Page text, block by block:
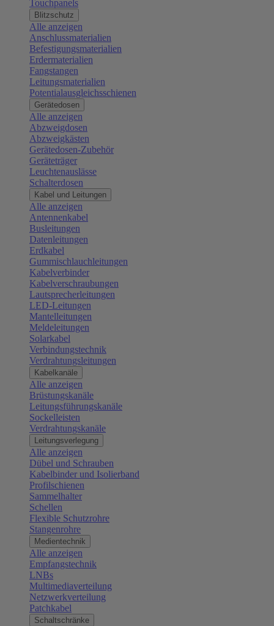
Touchpanels
Blitzschutz
Alle anzeigen
Anschlussmaterialien
Befestigungsmaterialien
Erdermaterialien
Fangstangen
Leitungsmaterialien
Potentialausgleichsschienen
Gerätedosen
Alle anzeigen
Abzweigdosen
Abzweigkästen
Gerätedosen-Zubehör
Geräteträger
Leuchtenauslässe
Schalterdosen
Kabel und Leitungen
Alle anzeigen
Antennenkabel
Busleitungen
Datenleitungen
Erdkabel
Gummischlauchleitungen
Kabelverbinder
Kabelverschraubungen
Lautsprecherleitungen
LED-Leitungen
Mantelleitungen
Meldeleitungen
Solarkabel
Verbindungstechnik
Verdrahtungsleitungen
Kabelkanäle
Alle anzeigen
Brüstungskanäle
Leitungsführungskanäle
Sockelleisten
Verdrahtungskanäle
Leitungsverlegung
Alle anzeigen
Dübel und Schrauben
Kabelbinder und Isolierband
Profilschienen
Sammelhalter
Schellen
Flexible Schutzrohre
Stangenrohre
Medientechnik
Alle anzeigen
Empfangstechnik
LNBs
Multimediaverteilung
Netzwerkverteilung
Patchkabel
Schaltschränke